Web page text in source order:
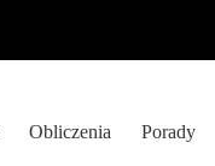
Obliczenia Porady